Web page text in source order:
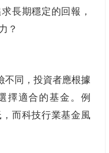
長期穩定的回報，
？
不同，投資者應根據
擇適合的基金。例
而科技行業基金風